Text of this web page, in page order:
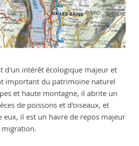
d'un intérêt écologique majeur et
important du patrimoine naturel
et haute montagne, il abrite un
de poissons et d'oiseaux, et
eux, il est un havre de repos majeur